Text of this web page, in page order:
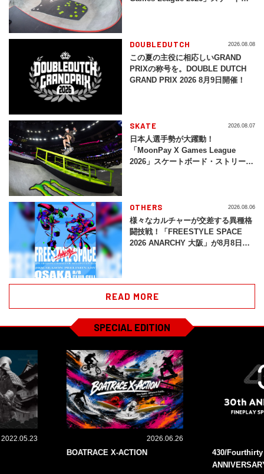
DOUBLEDUTCH
この夏の主役に相応しいGRAND
PRIXの称号を。DOUBLE DUTCH
GRAND PRIX 2026 8月9日開催！
2026.08.08
SKATE
日本人選手勢が大躍動！
「MoonPay X Games League
2026」スケートボード・ストリート
2026.08.07
OTHERS
様々なカルチャーが交差する異種格
闘技戦！「FREESTYLE SPACE
2026 ANARCHY 大阪」が8月8日開
2026.08.06
READ MORE
SPECIAL EDITION
2022.05.23 2026.06.26
BOATRACE X-ACTION
430/